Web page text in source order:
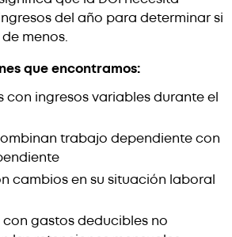
del año para determinar si
menos.
que encontramos:
con ingresos variables durante el
trabajo dependiente con
cambios en su situación laboral
gastos deducibles no